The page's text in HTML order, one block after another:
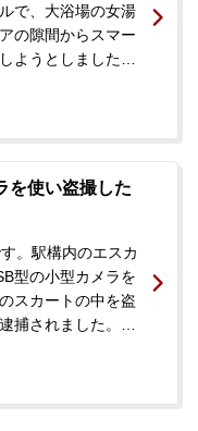
で、大浴場の女湯
の隙間からスマー
ようとしました。
後、管轄の警察署
されるのではない
うのではないかと
ついて相談するた
ました。
を使い盗撮した
。駅構内のエスカ
型の小型カメラを
スカートの中を盗
捕されました。警
の後書類送検され